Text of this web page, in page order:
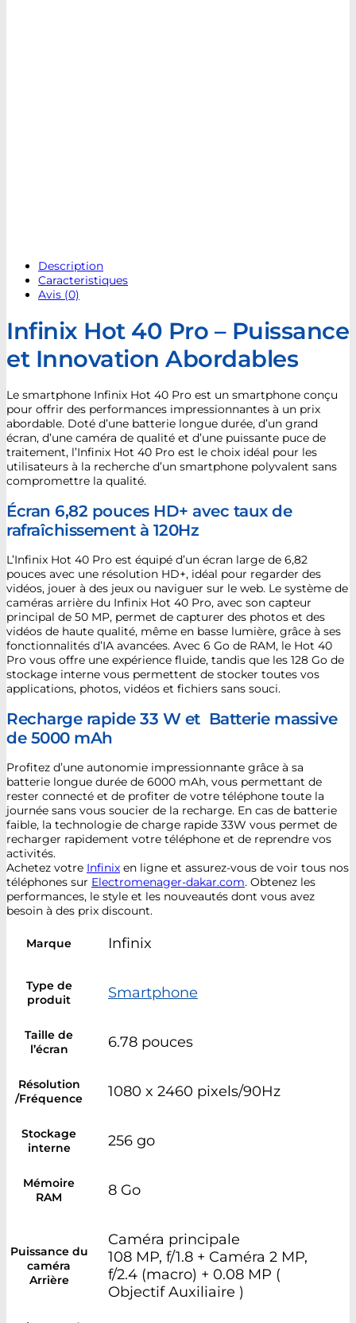
Description
Caracteristiques
Avis (0)
Infinix Hot 40 Pro – Puissance
et Innovation Abordables
Le smartphone Infinix Hot 40 Pro est un smartphone conçu
pour offrir des performances impressionnantes à un prix
abordable. Doté d’une batterie longue durée, d’un grand
écran, d’une caméra de qualité et d’une puissante puce de
traitement, l’Infinix Hot 40 Pro est le choix idéal pour les
utilisateurs à la recherche d’un smartphone polyvalent sans
compromettre la qualité.
Écran 6,82 pouces HD+ avec taux de
rafraîchissement à 120Hz
L’Infinix Hot 40 Pro est équipé d’un écran large de 6,82
pouces avec une résolution HD+, idéal pour regarder des
vidéos, jouer à des jeux ou naviguer sur le web. Le système de
caméras arrière du Infinix Hot 40 Pro, avec son capteur
principal de 50 MP, permet de capturer des photos et des
vidéos de haute qualité, même en basse lumière, grâce à ses
fonctionnalités d’IA avancées. Avec 6 Go de RAM, le Hot 40
Pro vous offre une expérience fluide, tandis que les 128 Go de
stockage interne vous permettent de stocker toutes vos
applications, photos, vidéos et fichiers sans souci.
Recharge rapide 33 W et Batterie massive
de 5000 mAh
Profitez d’une autonomie impressionnante grâce à sa
batterie longue durée de 6000 mAh, vous permettant de
rester connecté et de profiter de votre téléphone toute la
journée sans vous soucier de la recharge. En cas de batterie
faible, la technologie de charge rapide 33W vous permet de
recharger rapidement votre téléphone et de reprendre vos
activités.
Achetez votre Infinix en ligne et assurez-vous de voir tous nos
téléphones sur Electromenager-dakar.com. Obtenez les
performances, le style et les nouveautés dont vous avez
besoin à des prix discount.
Marque Infinix
Type de
produit
Smartphone
Taille de
l’écran
6.78 pouces
Résolution
/Fréquence
1080 x 2460 pixels/90Hz
Stockage
interne
256 go
Mémoire
RAM
8 Go
Puissance du
caméra
Arrière
Caméra principale
108 MP, f/1.8 + Caméra 2 MP,
f/2.4 (macro) + 0.08 MP (
Objectif Auxiliaire )